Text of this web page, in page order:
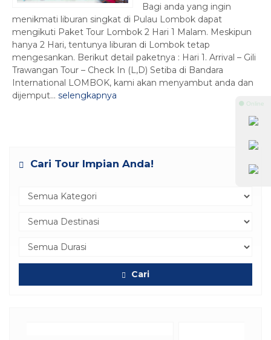
Bagi anda yang ingin
menikmati liburan singkat di Pulau Lombok dapat
mengikuti Paket Tour Lombok 2 Hari 1 Malam. Meskipun
hanya 2 Hari, tentunya liburan di Lombok tetap
mengesankan. Berikut detail paketnya : Hari 1. Arrival – Gili
Trawangan Tour – Check In (L,D) Setiba di Bandara
International LOMBOK, kami akan menyambut anda dan
dijemput... selengkapnya
Cari Tour Impian Anda!
Cari
⚫ Online